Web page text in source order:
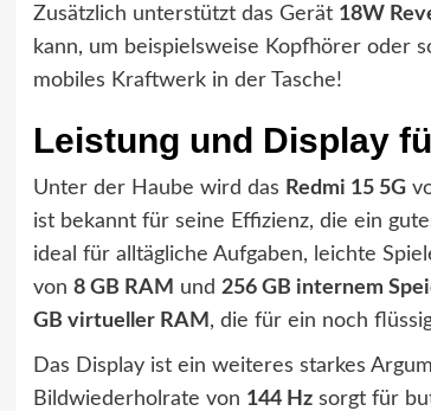
Zusätzlich unterstützt das Gerät 18W
kann, um beispielsweise Kopfhörer oder
mobiles Kraftwerk in der Tasche!
Leistung und Display
Unter der Haube wird das Redmi 15 5G
ist bekannt für seine Effizienz, die ein
ideal für alltägliche Aufgaben, leichte
von 8 GB RAM und 256 GB internem
GB virtueller RAM , die für ein noch
Das Display ist ein weiteres starkes
Bildwiederholrate von 144 Hzsorgt für